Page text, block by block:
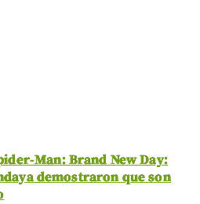
Man: Brand New Day:
demostraron que son